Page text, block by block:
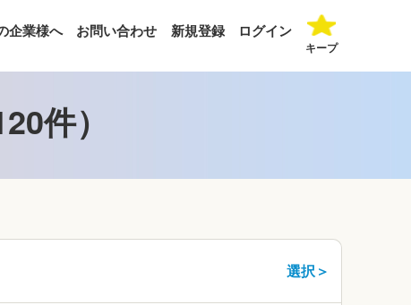
企業様へ お問い合わせ 新規登録 ログイン
キープ
件）
選択＞